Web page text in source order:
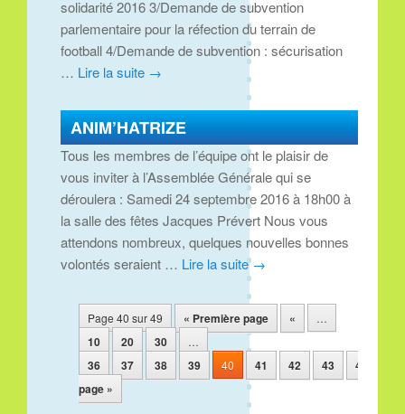
solidarité 2016 3/Demande de subvention
parlementaire pour la réfection du terrain de
football 4/Demande de subvention : sécurisation
… Lire la suite →
ANIM’HATRIZE
Tous les membres de l’équipe ont le plaisir de
vous inviter à l’Assemblée Générale qui se
déroulera : Samedi 24 septembre 2016 à 18h00 à
la salle des fêtes Jacques Prévert Nous vous
attendons nombreux, quelques nouvelles bonnes
volontés seraient … Lire la suite→
Navigation des articles
Page 40 sur 49 « Première page « …
10 20 30 …
36 37 38 39 40 41 42 43 44
page »